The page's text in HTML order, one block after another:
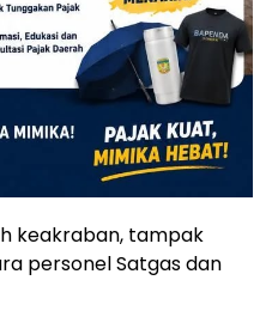
keakraban, tampak
personel Satgas dan